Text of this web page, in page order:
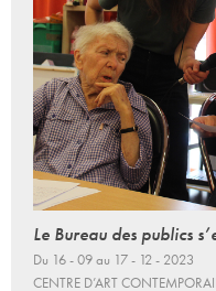
Le Bureau des publics
Du 16 - 09 au 17 - 12 - 2023
CENTRE D’ART